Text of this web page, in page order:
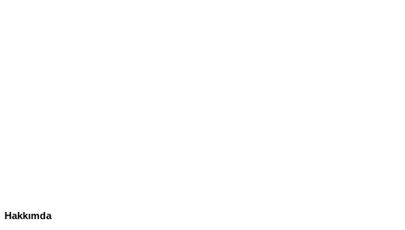
Hakkımda